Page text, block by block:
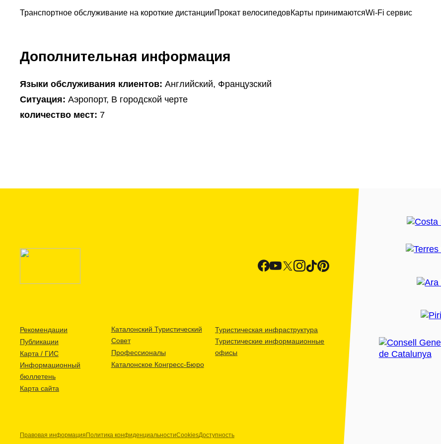
Транспортное обслуживание на короткие дистанцииПрокат велосипедовКарты принимаютсяWi-Fi сервис
Дополнительная информация
Языки обслуживания клиентов: Английский, Французский
Ситуация: Аэропорт, В городской черте
количество мест: 7
Рекомендации
Публикации
Карта / ГИС
Информационный
бюллетень
Карта сайта
Каталонский Туристический
Совет
Профессионалы
Каталонское Конгресс-Бюро
Туристическая инфраструктура
Туристические информационные
офисы
Правовая информация Политика конфиденциальностиCookiesДоступность